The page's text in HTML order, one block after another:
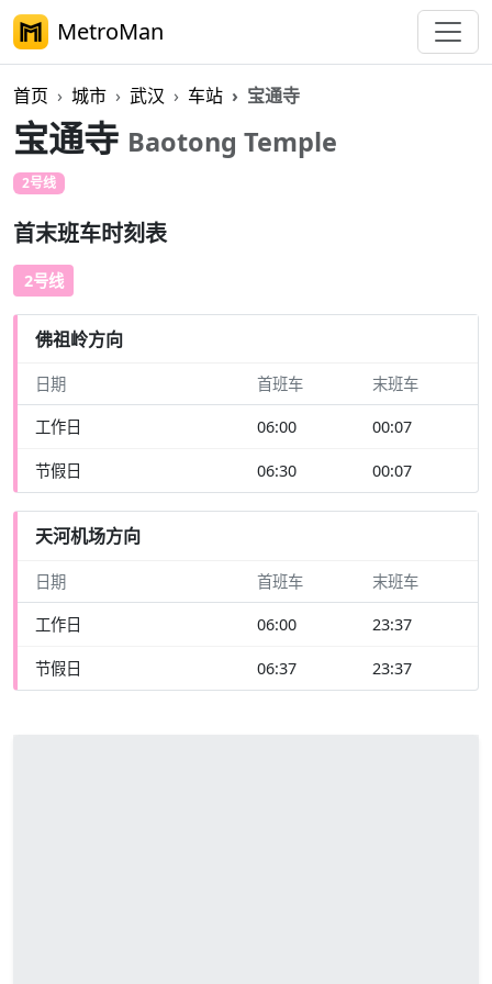
MetroMan
首页 城市 武汉 车站 宝通寺
宝通寺 Baotong Temple
2号线
首末班车时刻表
2号线
佛祖岭方向
日期 首班车 末班车
工作日 06:00 00:07
节假日 06:30 00:07
天河机场方向
日期 首班车 末班车
工作日 06:00 23:37
节假日 06:37 23:37